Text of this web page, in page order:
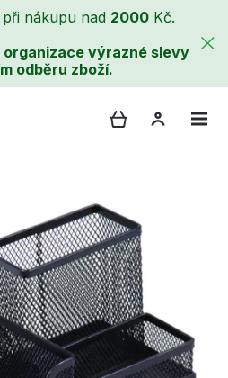
nákupu nad 2000 Kč.
organizace výrazné slevy
odběru zboží.